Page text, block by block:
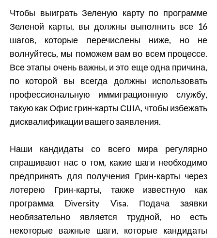
Чтобы выиграть Зеленую карту по программе
Зеленой карты, вы должны выполнить все 16
шагов, которые перечислены ниже, но не
волнуйтесь, мы поможем вам во всем процессе.
Все этапы очень важны, и это еще одна причина,
по которой вы всегда должны использовать
профессиональную иммиграционную службу,
такую как Офис грин-карты США, чтобы избежать
дисквалификации вашего заявления.
Наши кандидаты со всего мира регулярно
спрашивают нас о том, какие шаги необходимо
предпринять для получения Грин-карты через
лотерею Грин-карты, также известную как
программа Diversity Visa. Подача заявки
необязательно является трудной, но есть
некоторые важные шаги, которые кандидаты